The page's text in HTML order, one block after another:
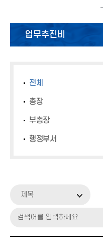
업무추진비
감사정보
부패공직자 현황공개
전체
총장
부총장
행정부서
제목